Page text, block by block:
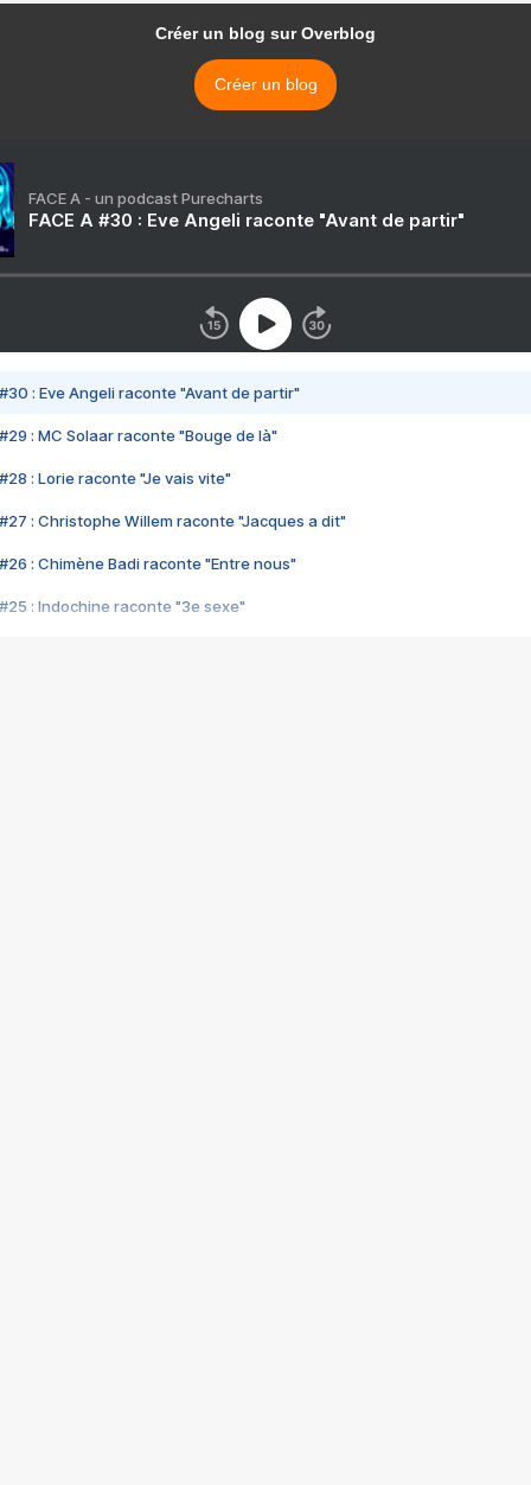
Créer un blog sur Overblog
Créer un blog
FACE A - un podcast Purecharts
FACE A #30 : Eve Angeli raconte "Avant de partir"
#30 : Eve Angeli raconte "Avant de partir"
#29 : MC Solaar raconte "Bouge de là"
#28 : Lorie raconte "Je vais vite"
#27 : Christophe Willem raconte "Jacques a dit"
#26 : Chimène Badi raconte "Entre nous"
#25 : Indochine raconte "3e sexe"